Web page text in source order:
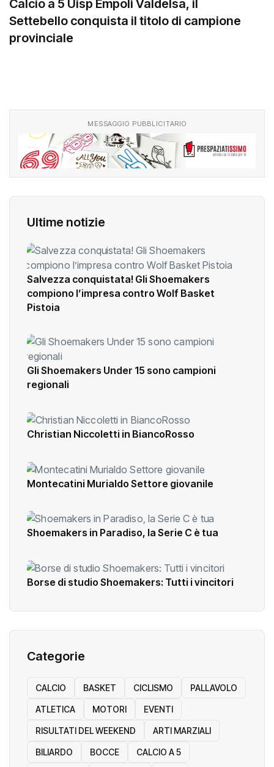
Calcio a 5 Uisp Empoli Valdelsa, il
Settebello conquista il titolo di campione
provinciale
MESSAGGIO PUBBLICITARIO
Ultime notizie
Salvezza conquistata! Gli Shoemakers
compiono l’impresa contro Wolf Basket
Pistoia
Gli Shoemakers Under 15 sono campioni
regionali
Christian Niccoletti in BiancoRosso
Montecatini Murialdo Settore giovanile
Shoemakers in Paradiso, la Serie C è tua
Borse di studio Shoemakers: Tutti i vincitori
Categorie
CALCIO BASKET CICLISMO PALLAVOLO
ATLETICA MOTORI EVENTI
RISULTATI DEL WEEKEND ARTI MARZIALI
BILIARDO BOCCE CALCIO A 5